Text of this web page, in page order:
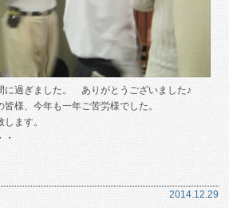
に過ぎました。 ありがとうございました♪
様、今年も一年ご苦労様でした。
ます。
2014.12.29